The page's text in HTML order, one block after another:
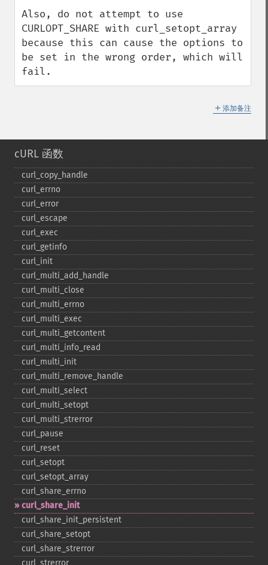
Also, do not attempt to use
CURLOPT_SHARE with curl_setopt_array
because this can cause the options to
be set in the wrong order, which will
fail.
＋ 添加备注
cURL 函数
curl_​copy_​handle
curl_​errno
curl_​error
curl_​escape
curl_​exec
curl_​getinfo
curl_​init
curl_​multi_​add_​handle
curl_​multi_​close
curl_​multi_​errno
curl_​multi_​exec
curl_​multi_​getcontent
curl_​multi_​info_​read
curl_​multi_​init
curl_​multi_​remove_​handle
curl_​multi_​select
curl_​multi_​setopt
curl_​multi_​strerror
curl_​pause
curl_​reset
curl_​setopt
curl_​setopt_​array
curl_​share_​errno
curl_​share_​init
curl_​share_​init_​persistent
curl_​share_​setopt
curl_​share_​strerror
curl_​strerror